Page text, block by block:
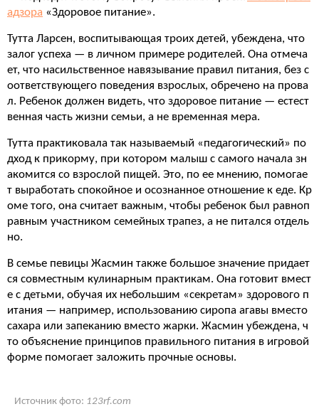
адзора «Здоровое питание».
Тутта Ларсен, воспитывающая троих детей, убеждена, что
залог успеха — в личном примере родителей. Она отмеча
ет, что насильственное навязывание правил питания, без с
оответствующего поведения взрослых, обречено на прова
л. Ребенок должен видеть, что здоровое питание — естест
венная часть жизни семьи, а не временная мера.
Тутта практиковала так называемый «педагогический» по
дход к прикорму, при котором малыш с самого начала зн
акомится со взрослой пищей. Это, по ее мнению, помогае
т выработать спокойное и осознанное отношение к еде. Кр
оме того, она считает важным, чтобы ребенок был равноп
равным участником семейных трапез, а не питался отдель
но.
В семье певицы Жасмин также большое значение придает
ся совместным кулинарным практикам. Она готовит вмест
е с детьми, обучая их небольшим «секретам» здорового п
итания — например, использованию сиропа агавы вместо
сахара или запеканию вместо жарки. Жасмин убеждена, ч
то объяснение принципов правильного питания в игровой
форме помогает заложить прочные основы.
Источник фото: 123rf.com